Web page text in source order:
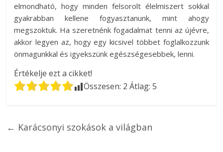
elmondható, hogy minden felsorolt élelmiszert sokkal
gyakrabban kellene fogyasztanunk, mint ahogy
megszoktuk. Ha szeretnénk fogadalmat tenni az újévre,
akkor legyen az, hogy egy kicsivel többet foglalkozzunk
önmagunkkal és igyekszünk egészségesebbek, lenni.
Értékelje ezt a cikket!
Összesen: 2 Átlag:5
← Karácsonyi szokások a világban